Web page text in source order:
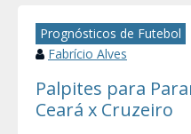
Prognósticos de Futebol
Fabrício Alves
Palpites para
Ceará x Cruzeiro